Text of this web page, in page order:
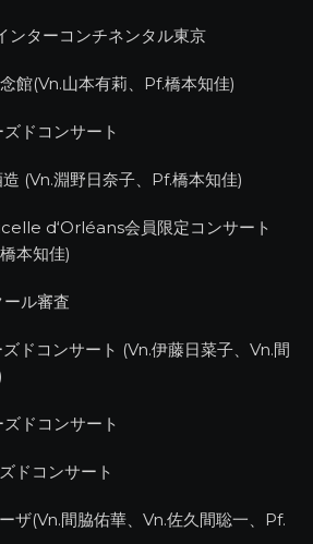
ンターコンチネンタル東京
館(Vn.山本有莉、Pf.橋本知佳)
ドコンサート
(Vn.淵野日奈子、Pf.橋本知佳)
d‘Orléans会員限定コンサート
本知佳)
ル審査
ドコンサート (Vn.伊藤日菜子、Vn.間
ドコンサート
ドコンサート
ザ(Vn.間脇佑華、Vn.佐久間聡一、Pf.